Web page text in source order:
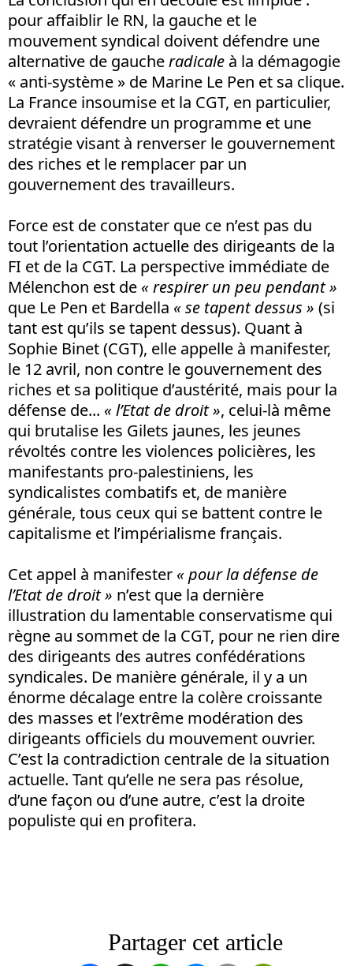
pour affaiblir le RN, la gauche et le
mouvement syndical doivent défendre une
alternative de gaucheradicale à la démagogie
« anti-système » de Marine Le Pen et sa clique.
La France insoumise et la CGT, en particulier,
devraient défendre un programme et une
stratégie visant à renverser le gouvernement
des riches et le remplacer par un
gouvernement des travailleurs.
Force est de constater que ce n’est pas du
tout l’orientation actuelle des dirigeants de la
FI et de la CGT. La perspective immédiate de
Mélenchon est de «respirer un peu pendant »
que Le Pen et Bardella « se tapent dessus » (si
tant est qu’ils se tapent dessus). Quant à
Sophie Binet (CGT), elle appelle à manifester,
le 12 avril, non contre le gouvernement des
riches et sa politique d’austérité, mais pour la
défense de... « l’Etat de droit », celui-là même
qui brutalise les Gilets jaunes, les jeunes
révoltés contre les violences policières, les
manifestants pro-palestiniens, les
syndicalistes combatifs et, de manière
générale, tous ceux qui se battent contre le
capitalisme et l’impérialisme français.
Cet appel à manifester « pour la défense de
l’Etat de droit » n’est que la dernière
illustration du lamentable conservatisme qui
règne au sommet de la CGT, pour ne rien dire
des dirigeants des autres confédérations
syndicales. De manière générale, il y a un
énorme décalage entre la colère croissante
des masses et l’extrême modération des
dirigeants officiels du mouvement ouvrier.
C’est la contradiction centrale de la situation
actuelle. Tant qu’elle ne sera pas résolue,
d’une façon ou d’une autre, c’est la droite
populiste qui en profitera.